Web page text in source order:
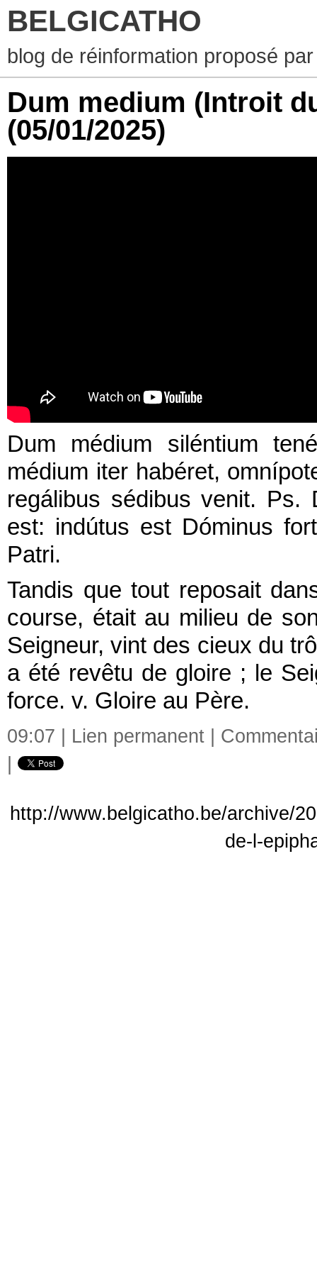
BELGICATHO
blog de réinformation proposé
Dum medium (Introit
(05/01/2025)
Dum médium siléntium
médium iter habéret,
regálibus sédibus venit. Ps.
est: indútus est Dóminus
Patri.
Tandis que tout reposait
course, était au milieu de
Seigneur, vint des cieux du
a été revêtu de gloire ; le
force. v. Gloire au Père.
09:07 | Lien permanent
http://www.belgicatho.be/archive/
de-l-